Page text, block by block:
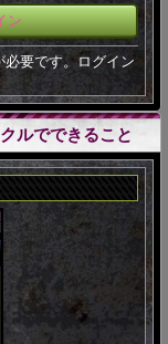
ン
要です。ログイン
ルでできること